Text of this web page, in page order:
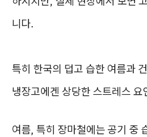
니다.
특히 한국의 덥고 습한 여름과
냉장고에겐 상당한 스트레스 요
여름, 특히 장마철에는 공기 중